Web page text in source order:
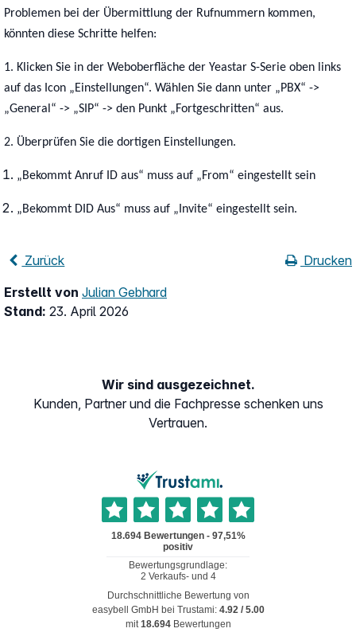
Problemen bei der Übermittlung der Rufnummern kommen,
könnten diese Schritte helfen:
1. Klicken Sie in der Weboberfläche der Yeastar S-Serie oben links
auf das Icon „Einstellungen“. Wählen Sie dann unter „PBX“ ->
„General“ -> „SIP“ -> den Punkt „Fortgeschritten“ aus.
2. Überprüfen Sie die dortigen Einstellungen.
„Bekommt Anruf ID aus“ muss auf „From“ eingestellt sein
„Bekommt DID Aus“ muss auf „Invite“ eingestellt sein.
Zurück
Drucken
Erstellt von Julian Gebhard
Stand: 23. April 2026
Wir sind ausgezeichnet.
Kunden, Partner und die Fachpresse schenken uns
Vertrauen.
Durchschnittliche Bewertung von
easybell GmbH bei Trustami: 4.92/ 5.00
mit18.694 Bewertungen